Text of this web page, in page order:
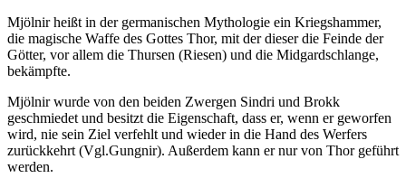
Mjölnir heißt in der germanischen Mythologie ein Kriegshammer,
die magische Waffe des Gottes Thor, mit der dieser die Feinde der
Götter, vor allem die Thursen (Riesen) und die Midgardschlange,
bekämpfte.
Mjölnir wurde von den beiden Zwergen Sindri und Brokk
geschmiedet und besitzt die Eigenschaft, dass er, wenn er geworfen
wird, nie sein Ziel verfehlt und wieder in die Hand des Werfers
zurückkehrt (Vgl.Gungnir). Außerdem kann er nur von Thor geführt
werden.